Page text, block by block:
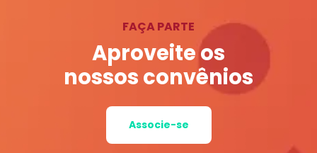
FAÇA PARTE
Aproveite os
nossos convênios
Associe-se